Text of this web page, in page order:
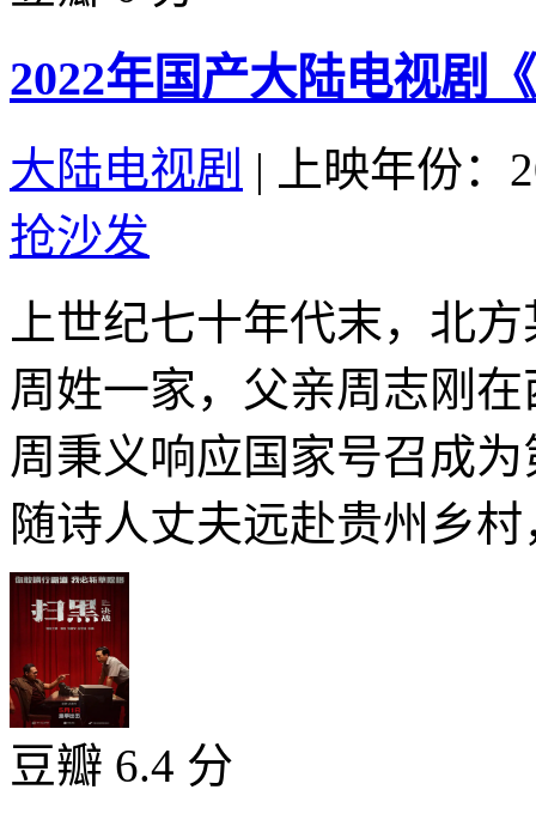
2022年国产大陆电视剧
大陆电视剧 |
上映年份：
抢沙发
上世纪七十年代末，北
周姓一家，父亲周志刚
周秉义响应国家号召成
随诗人丈夫远赴贵州乡
豆瓣 6.4 分